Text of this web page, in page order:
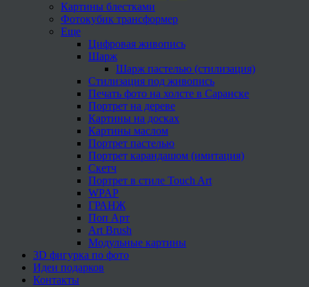
Картины блестками
Фотокубик трансформер
Еще
Цифровая живопись
Шарж
Шарж пастелью (стилизация)
Стилизация под живопись
Печать фото на холсте в Саранске
Портрет на дереве
Картины на досках
Картины маслом
Портрет пастелью
Портрет карандашом (имитация)
Скетч
Портрет в стиле Touch Art
WPAP
ГРАНЖ
Поп Арт
Art Brush
Модульные картины
3D фигурка по фото
Идеи подарков
Контакты